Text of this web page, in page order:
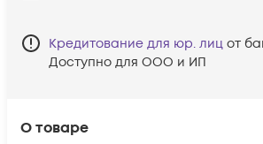
О товаре
Кредитование для юр. лиц от
Доступно для ООО и ИП